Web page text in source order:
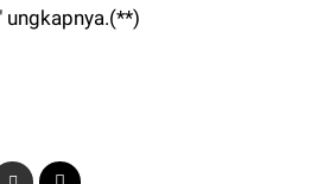
ungkapnya.(**)